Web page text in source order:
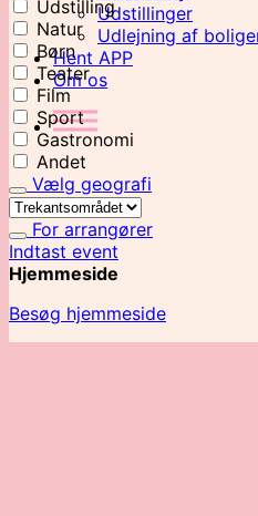
Udstillinger
Udlejning af
Hent APP
Om os
Udstilling
Natur
Børn
Teater
Film
Sport
Gastronomi
Andet
Vælg geografi
For arrangører
Indtast event
Hjemmeside
Besøg hjemmeside